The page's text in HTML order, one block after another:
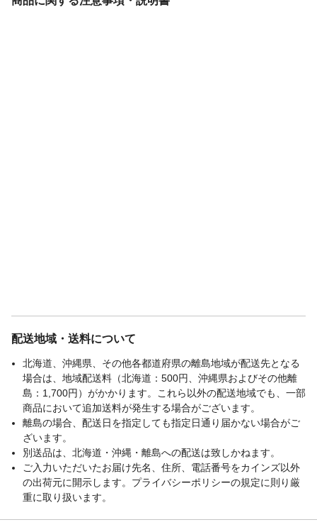
配送地域・送料について
北海道、沖縄県、その他各都道府県の離島地域が配送先となる
場合は、地域配送料（北海道：500円、沖縄県およびその他離
島：1,700円）がかかります。これら以外の配送地域でも、一部
商品において追加送料が発生する場合がございます。
離島の場合、配送日を指定しても指定日通り届かない場合がご
ざいます。
別送品は、北海道・沖縄・離島への配送は致しかねます。
ご入力いただいたお届け先名、住所、電話番号をカインズ以外
の出荷元に開示します。プライバシーポリシーの規定に則り厳
重に取り扱います。